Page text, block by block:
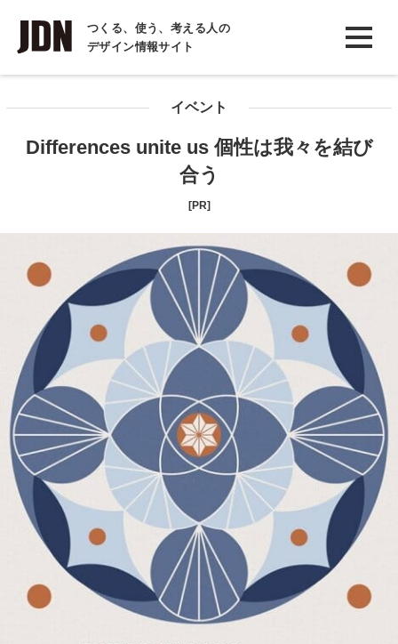
つくる、使う、考える人の
デザイン情報サイト
INTERVIEW
インタビュー
イベント
Differences unite us 個性は我々を結び
合う
[PR]